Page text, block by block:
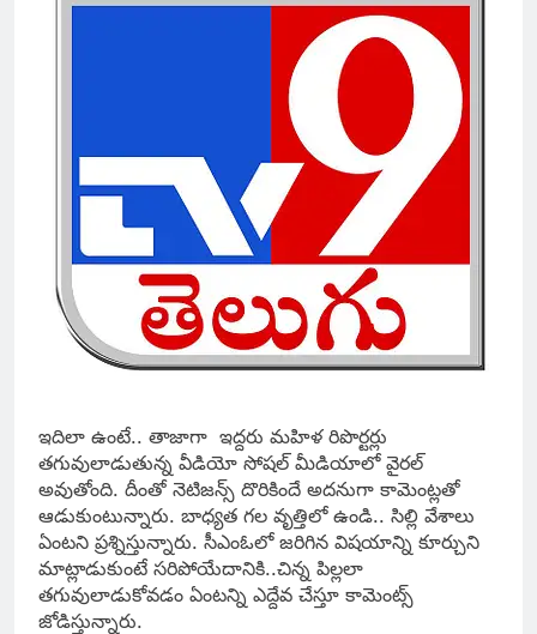
ఇదిలా ఉంటే.. తాజాగా ఇద్ద‌రు మ‌హిళ రిపొర్ట‌ర్లు
త‌గువులాడుతున్న వీడియో సోష‌ల్ మీడియాలో వైర‌ల్
అవుతోంది. దీంతో నెటిజ‌న్స్ దొరికిందే అద‌నుగా కామెంట్ల‌తో
ఆడుకుంటున్నారు. బాధ్య‌త గ‌ల వృత్తిలో ఉండి.. సిల్లి వేశాలు
ఏంట‌ని ప్ర‌శ్నిస్తున్నారు. సీఎంఓలో జ‌రిగిన విష‌యాన్ని కూర్చుని
మాట్లాడుకుంటే స‌రిపోయేదానికి..చిన్న పిల్లలా
త‌గువులాడుకోవ‌డం ఏంట‌న్ని ఎద్దేవ చేస్తూ కామెంట్స్
జోడిస్తున్నారు.